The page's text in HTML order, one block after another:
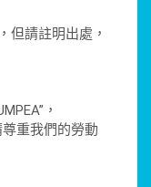
但請註明出處，
，
重我們的勞動